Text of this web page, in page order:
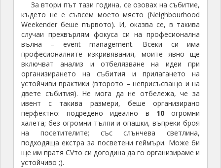
a
m
e
s
За втори път тази година, се озовах на събитие,
където не е съвсем моето място (Neighbourhood
Weekender беше първото). И, оказва се, в такива
случаи прехвърлям фокуса си на професионална
вълна – event management. Всеки си има
професионалните изкривявания, моите явно ще
включват анализ и отбелязване на идеи при
организирането на събития и прилагането на
устойчиви практики (второто – неприсъсващо и на
двете събития). Не мога да не отбележа, че за
ивент с такива размери, беше организирано
перфектно: подредено идеално в 10огромни
халета; без огромни тълпи и опашки, въпреки броя
на посетителите; със слънчева светлина,
подходяща екстра за посветени геймъри. Може би
ще им пратя CVто си догодина да го организираме и
устойчиво ;).